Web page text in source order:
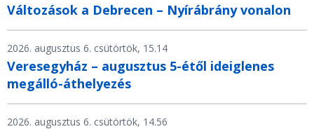
Változások a Debrecen – Nyírábrány vonalon
2026. augusztus 6. csütörtök, 15.14
Veresegyház – augusztus 5-étől ideiglenes
megálló-áthelyezés
2026. augusztus 6. csütörtök, 14.56